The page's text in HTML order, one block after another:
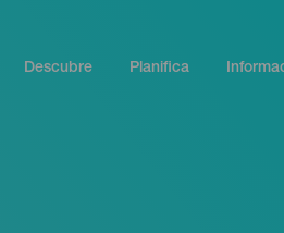
Descubre Planifica